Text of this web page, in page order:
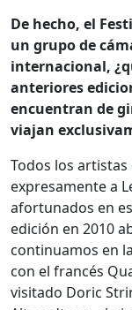
De hecho, el
un grupo de
internacional,
anteriores
encuentran de
viajan
Todos los
expresamente a
afortunados en
edición en 2010
continuamos en
con el francés
visitado Doric